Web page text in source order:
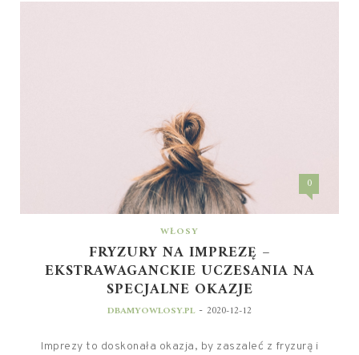
0
WŁOSY
FRYZURY NA IMPREZĘ –
EKSTRAWAGANCKIE UCZESANIA NA
SPECJALNE OKAZJE
DBAMYOWLOSY.PL - 2020-12-12
Imprezy to doskonała okazja, by zaszaleć z fryzurą i